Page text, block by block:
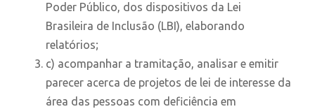
Poder Público, dos dispositivos da Lei
Brasileira de Inclusão (LBI), elaborando
relatórios;
c) acompanhar a tramitação, analisar e emitir
parecer acerca de projetos de lei de interesse da
área das pessoas com deficiência em